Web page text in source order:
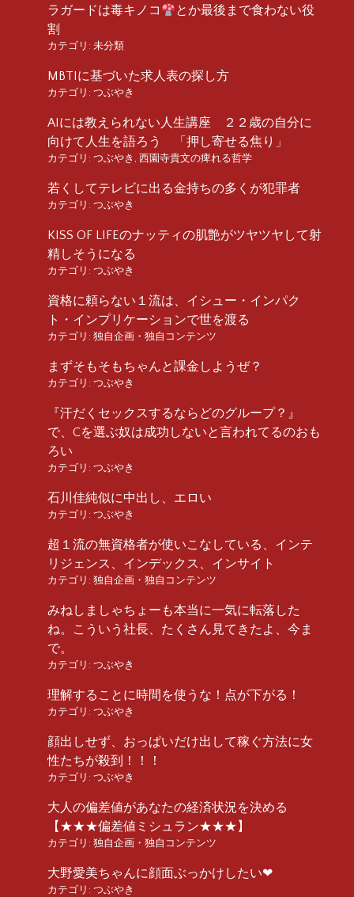
ラガードは毒キノコ
とか最後まで食わない役
割
カテゴリ: 未分類
MBTIに基づいた求人表の探し方
カテゴリ: つぶやき
AIには教えられない人生講座 ２２歳の自分に
向けて人生を語ろう 「押し寄せる焦り」
カテゴリ: つぶやき , 西園寺貴文の痺れる哲学
若くしてテレビに出る金持ちの多くが犯罪者
カテゴリ: つぶやき
KISS OF LIFEのナッティの肌艶がツヤツヤして射
精しそうになる
カテゴリ: つぶやき
資格に頼らない１流は、イシュー・インパク
ト・インプリケーションで世を渡る
カテゴリ: 独自企画・独自コンテンツ
まずそもそもちゃんと課金しようぜ？
カテゴリ: つぶやき
『汗だくセックスするならどのグループ？』
で、Cを選ぶ奴は成功しないと言われてるのおも
ろい
カテゴリ: つぶやき
石川佳純似に中出し、エロい
カテゴリ: つぶやき
超１流の無資格者が使いこなしている、インテ
リジェンス、インデックス、インサイト
カテゴリ: 独自企画・独自コンテンツ
みねしましゃちょーも本当に一気に転落した
ね。こういう社長、たくさん見てきたよ、今ま
で。
カテゴリ: つぶやき
理解することに時間を使うな！点が下がる！
カテゴリ: つぶやき
顔出しせず、おっぱいだけ出して稼ぐ方法に女
性たちが殺到！！！
カテゴリ: つぶやき
大人の偏差値があなたの経済状況を決める
【★★★偏差値ミシュラン★★★】
カテゴリ: 独自企画・独自コンテンツ
大野愛美ちゃんに顔面ぶっかけしたい❤︎
カテゴリ: つぶやき